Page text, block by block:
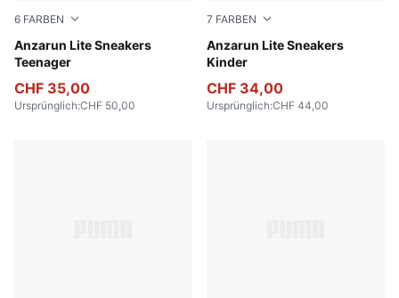
6 FARBEN
Anzarun Lite Sneakers
Teenager
PUMA White-PUMA White
CHF 35,00
Ursprünglich:CHF 50,00
7 FARBEN
Anzarun Lite Sneakers
Kinder
Peach Smoothie-PUMA
CHF 34,00
Ursprünglich:CHF 44,00